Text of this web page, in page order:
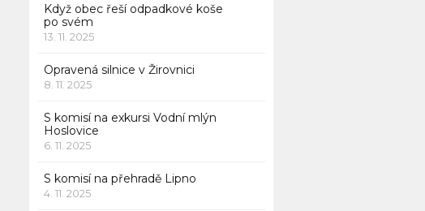
Když obec řeší odpadkové koše
po svém
13. 11. 2025
Opravená silnice v Žirovnici
8. 11. 2025
S komisí na exkursi Vodní mlýn
Hoslovice
6. 11. 2025
S komisí na přehradě Lipno
4. 11. 2025